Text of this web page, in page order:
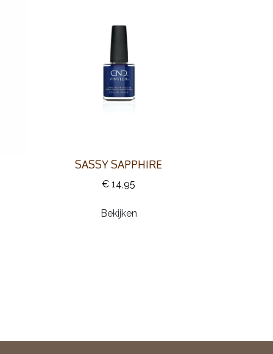
SASSY SAPPHIRE
€ 14,95
Bekijken